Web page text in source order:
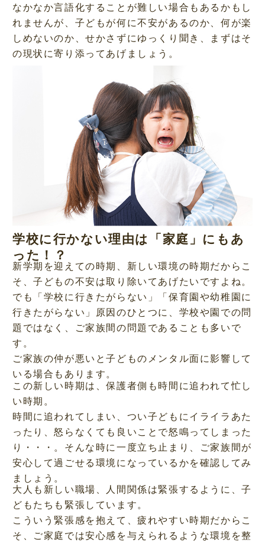
なかなか言語化することが難しい場合もあるかもし
れませんが、子どもが何に不安があるのか、何が楽
しめないのか、せかさずにゆっくり聞き、まずはそ
の現状に寄り添ってあげましょう。
学校に行かない理由は「家庭」にもあ
った！？
新学期を迎えての時期、新しい環境の時期だからこ
そ、子どもの不安は取り除いてあげたいですよね。
でも「学校に行きたがらない」「保育園や幼稚園に
行きたがらない」原因のひとつに、学校や園での問
題ではなく、ご家族間の問題であることも多いで
す。
ご家族の仲が悪いと子どものメンタル面に影響して
いる場合もあります。
この新しい時期は、保護者側も時間に追われて忙し
い時期。
時間に追われてしまい、つい子どもにイライラあた
ったり、怒らなくても良いことで怒鳴ってしまった
り・・・。そんな時に一度立ち止まり、ご家族間が
安心して過ごせる環境になっているかを確認してみ
ましょう。
大人も新しい職場、人間関係は緊張するように、子
どもたちも緊張しています。
こういう緊張感を抱えて、疲れやすい時期だからこ
そ、ご家庭では安心感を与えられるような環境を整